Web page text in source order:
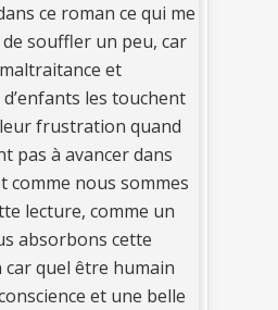
ce roman ce qui me
souffler un peu, car
et
les touchent
frustration quand
pas à avancer dans
comme nous sommes
lecture, comme un
absorbons cette
quel être humain
et une belle